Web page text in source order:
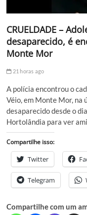
CRUELDADE –
desaparecido, é
Monte Mor
21 horas ago
A polícia encontrou o
Véio, em Monte Mor,
desaparecido desde o
Hortolândia para ver
Compartilhe isso:
Twitter
Telegram
Compartilhe com um